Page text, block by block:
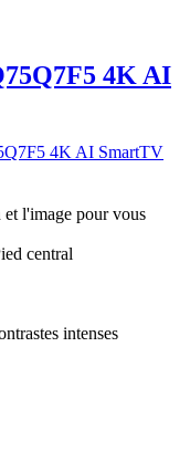
4K AI
l'image pour vous
central
intenses